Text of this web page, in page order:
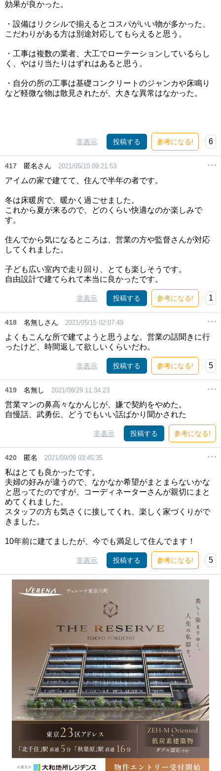
効果が良かった。
・設備はリクシルで揃えるとコスパがいい物が多かった、
こだわりがある方は別途対応してもらえると思う。
・工事は複数の業者、大工でローテーションしているらし
く、やはり当たりはずれはあると思う。
・自分の所の工事は基礎コンクリートのジャンカや床鳴り
など軽微な物は散見されたが、大きな異常はなかった。
非表示 投稿する 参考になる! 6
417 匿名さん 2021/05/10 09:21:53
アイムの家で建てて、住んで半年の者です。
冬は床暖房で、暖かく過ごせました。
これから夏が来るので、どのくらい快適なのか楽しみで
す。
住んでから気になるところは、営業の方や監督さんが対応
してくれました。
子ども広い室内で走り回り、とても楽しそうです。
自由設計で建てられて本当に良かったです。
非表示 投稿する 参考になる! 1
418 名無しさん 2021/05/15 02:07:49
よくもこんな所で建てようと思うよな。営業の話聞きに行
ったけど、時間返して欲しいくらいだわ。
非表示 投稿する 参考になる! 5
419 名無し 2021/08/29 11:34:23
営業マンの鼻高々なかんじが、嫌で契約をやめた。
自慢話、武勇伝、どうでもいい話ばかり聞かされた
非表示 投稿する 参考になる!
420 匿名 2021/09/09 03:45:35
私はとても良かったです。
夫婦の好みが違うので、なかなか希望がまとまらないかな
と思ってたのですが、コーディネーターさんが親切にまと
めてくれました。
スタッフの方も気さくに接してくれ、楽しく家づくりがで
きました。
10年前に建てましたが、今でも満足して住んでます！
非表示 投稿する 参考になる! 5